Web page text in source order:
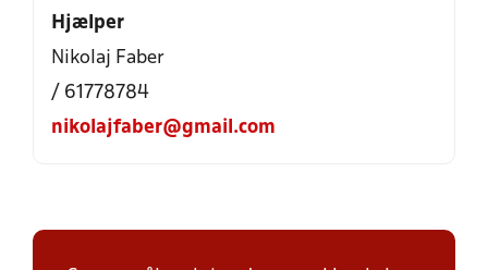
Hjælper
Nikolaj Faber
/ 61778784
nikolajfaber@gmail.com